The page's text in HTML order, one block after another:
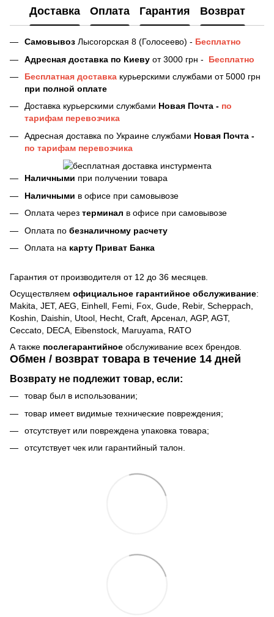
Доставка Оплата Гарантия Возврат
Самовывоз Лысогорская 8 (Голосеево) - Бесплатно
Адресная доставка по Киеву от 3000 грн -
Бесплатно
Бесплатная доставка курьерскими службами от 5000 грн
при полной оплате
Доставка курьерскими службами Новая Почта - по
тарифам перевозчика
Адресная доставка по Украине службами Новая Почта -
по тарифам перевозчика
Наличными при получении товара
Наличными в офисе при самовывозе
Оплата через терминал в офисе при самовывозе
Оплата по безналичному расчету
Оплата на карту Приват Банка
Гарантия от производителя от 12 до 36 месяцев.
Осуществляем официальное гарантийное обслуживание:
Makita, JET, AEG, Einhell, Femi, Fox, Gude, Rebir, Scheppach,
Koshin, Daishin, Utool, Hecht, Craft, Арсенал, AGP, AGT,
Ceccato, DECA, Eibenstock, Maruyama, RATO
А также послегарантийное обслуживание всех брендов.
Обмен / возврат товара в течение 14 дней
Возврату не подлежит товар, если:
товар был в использовании;
товар имеет видимые технические повреждения;
отсутствует или повреждена упаковка товара;
отсутствует чек или гарантийный талон.